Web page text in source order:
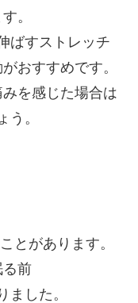
。
ばすストレッチ
おすすめです。
を感じた場合は
う。
とがあります。
る前
ました。